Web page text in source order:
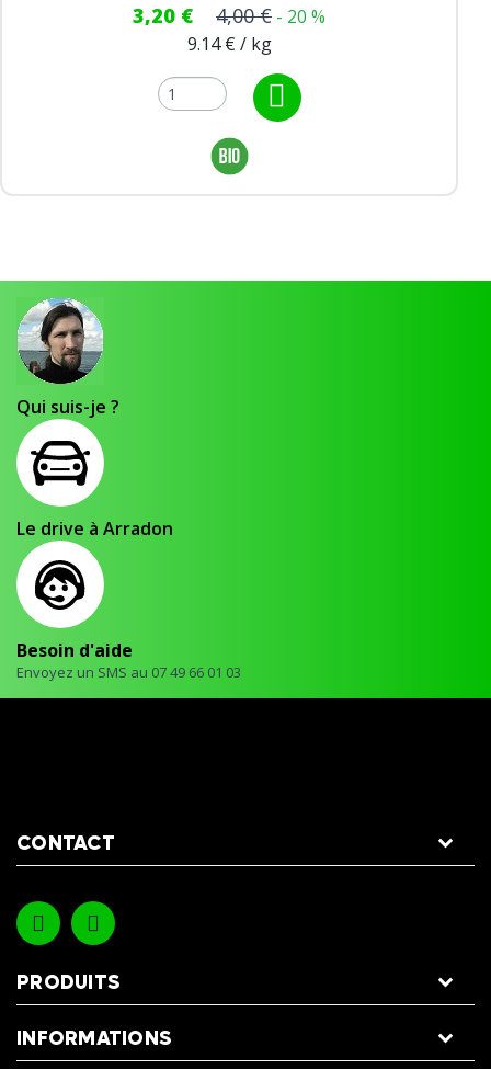
3,20 € 4,00 € - 20 %
9.14 € / kg
Qui suis-je ?
Le drive à Arradon
Besoin d'aide
Envoyez un SMS au 07 49 66 01 03
CONTACT
PRODUITS
INFORMATIONS